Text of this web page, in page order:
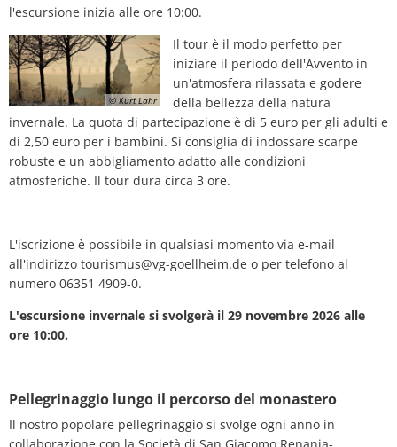
l'escursione inizia alle ore 10:00.
© Kurt Lahr
Il tour è il modo perfetto per
iniziare il periodo dell'Avvento in
un'atmosfera rilassata e godere
della bellezza della natura
invernale. La quota di partecipazione è di 5 euro per gli adulti e
di 2,50 euro per i bambini. Si consiglia di indossare scarpe
robuste e un abbigliamento adatto alle condizioni
atmosferiche. Il tour dura circa 3 ore.
L'iscrizione è possibile in qualsiasi momento via e-mail
all'indirizzo tourismus@vg-goellheim.de o per telefono al
numero 06351 4909-0.
L'escursione invernale si svolgerà il 29 novembre 2026 alle
ore 10:00.
Pellegrinaggio lungo il percorso del monastero
Il nostro popolare pellegrinaggio si svolge ogni anno in